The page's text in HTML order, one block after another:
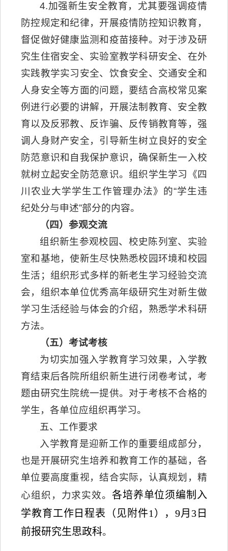
4.加强新生安全教育，尤其要强调疫情
防控规定和纪律，开展疫情防控知识教育，
督促做好健康监测和疫苗接种。对于涉及研
究生住宿安全、实验室教学科研安全、在外
实践教学实习安全、饮食安全、交通安全和
人身安全等方面的问题，要结合高校常见案
例进行必要的讲解，开展法制教育、安全教
育以及反邪教、反诈骗、反传销教育等，强
调人身财产安全，引导新生树立良好的安全
防范意识和自我保护意识，确保新生一入校
就树立起安全防范意识。组织学生学习《四
川农业大学学生工作管理办法》的“学生违
纪处分与申述”部分的内容。
（四）参观交流
组织新生参观校园、校史陈列室、实验
室和基地，使新生尽快熟悉校园环境和校园
生活；组织形式多样的新老生学习经验交流
会，组织本单位优秀高年级研究生对新生做
学习生活经验与体会的介绍，熟悉学术科研
方法。
（五）考试考核
为切实加强入学教育学习效果，入学教
育结束后各院所组织新生进行闭卷考试，考
题由研究生院统一提供。对于考核不合格的
学生，各单位应组织再学习。
五、工作要求
入学教育是迎新工作的重要组成部分，
也是开展研究生培养和教育工作的基础，各
单位要高度重视，结合实际，认真规划，精
心组织，力求实效。 各培养单位须编制入
学教育工作日程表（见附件1），9月3日
前报研究生思政科。